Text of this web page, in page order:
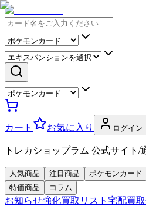
カート お気に入り ログイン
トレカショップラム 公式サイト/
人気商品 注目商品 ポケモンカード
特価商品
コラム
お知らせ強化買取リスト 宅配買取